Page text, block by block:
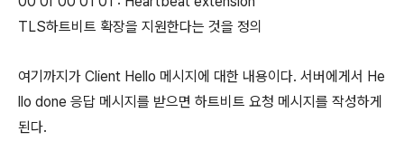
TLS하트비트 확장을 지원한다는 것을 정의
여기까지가 Client Hello 메시지에 대한 내용이다. 서버에게서 He
llo done 응답 메시지를 받으면 하트비트 요청 메시지를 작성하게
된다.